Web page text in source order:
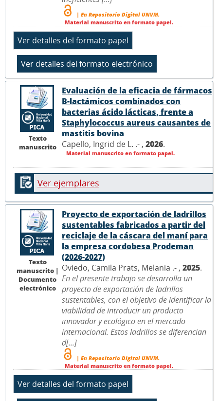
| En Repositorio Digital UNVM.
Material manuscrito en formato papel.
Texto
manuscrito
Evaluación de la eficacia de fármacos
B-lactámicos combinados con
bacterias ácido lácticas, frente a
Staphylococcus aureus causantes de
mastitis bovina
Capello, Ingrid de L. .- , 2026.
Material manuscrito en formato papel.
Ver ejemplares
Texto
manuscrito |
Documento
electrónico
Proyecto de exportación de ladrillos
sustentables fabricados a partir del
reciclaje de la cáscara del maní para
la empresa cordobesa Prodeman
(2026-2027)
Oviedo, Camila Prats, Melania .- , 2025.
En el presente trabajo se desarrolla un
proyecto de exportación de ladrillos
sustentables, con el objetivo de identificar la
viabilidad de introducir un producto
innovador y ecológico en el mercado
internacional. Estos ladrillos se diferencian
d[...]
| En Repositorio Digital UNVM.
Material manuscrito en formato papel.